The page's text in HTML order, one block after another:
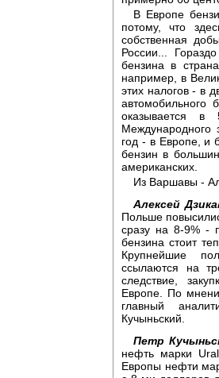
В Европе
потому, что
собственная
России...
бензина в
например, в
этих налогов - в
оказывается
Международного
год - в Европе,
бензин в
американских.
Из Варшавы -
Алексей
Польше
сразу на 8-9% -
бензина стоит
Крупнейшие
ссылаются на
следствие,
Европе. По
главный
Кучыньский.
Петр
нефть марки
Европы нефти